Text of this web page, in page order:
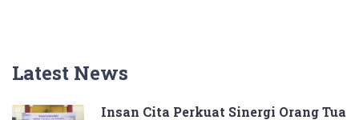
Latest News
Insan Cita Perkuat Sinergi Orang Tua